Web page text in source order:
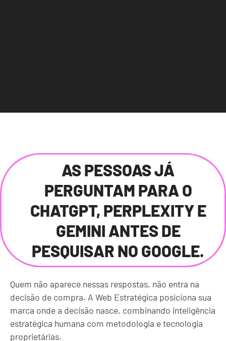
AS PESSOAS JÁ
PERGUNTAM PARA O
CHATGPT, PERPLEXITY E
GEMINI ANTES DE
PESQUISAR NO GOOGLE.
Quem não aparece nessas respostas, não entra na
decisão de compra. A Web Estratégica posiciona sua
marca onde a decisão nasce, combinando inteligência
estratégica humana com metodologia e tecnologia
proprietárias.